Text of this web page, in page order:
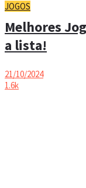
JOGOS
Melhores
a lista!
21/10/2024
1.6k